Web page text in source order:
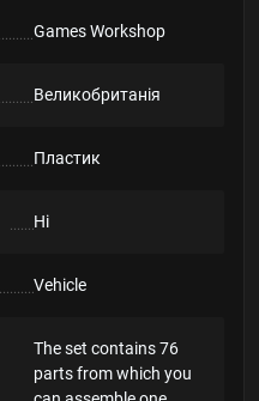
Games Workshop
Великобританія
Пластик
Ні
Vehicle
The set contains 76
parts from which you